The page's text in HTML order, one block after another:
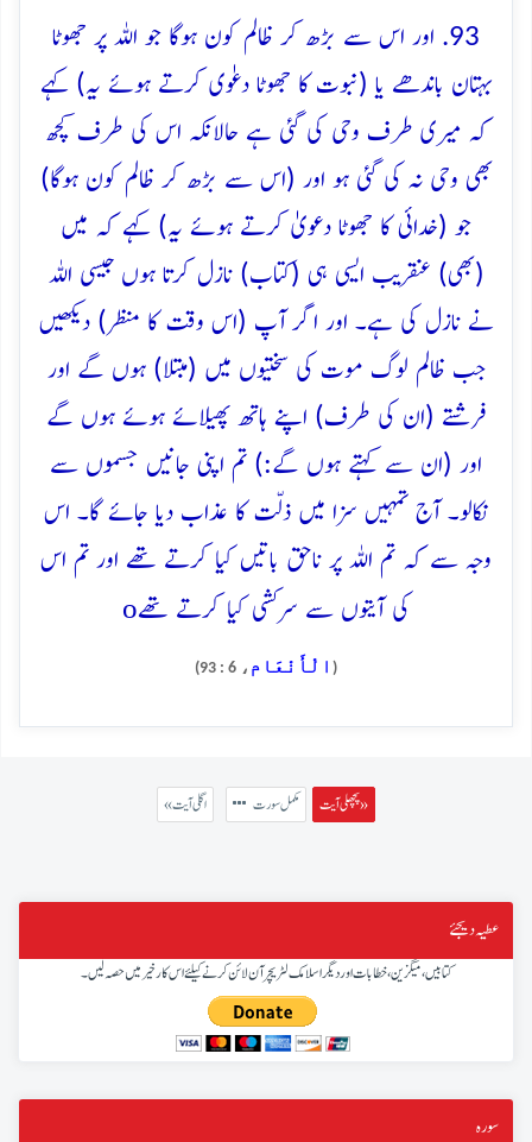
93. اور اس سے بڑھ کر ظالم کون ہوگا جو اللہ پر جھوٹا
بہتان باندھے یا (نبوت کا جھوٹا دعوٰی کرتے ہوئے یہ) کہے
کہ میری طرف وحی کی گئی ہے حالانکہ اس کی طرف کچھ
بھی وحی نہ کی گئی ہو اور (اس سے بڑھ کر ظالم کون ہوگا)
جو (خدائی کا جھوٹا دعویٰ کرتے ہوئے یہ) کہے کہ میں
(بھی) عنقریب ایسی ہی (کتاب) نازل کرتا ہوں جیسی اللہ
نے نازل کی ہے۔ اور اگر آپ (اس وقت کا منظر) دیکھیں
جب ظالم لوگ موت کی سختیوں میں (مبتلا) ہوں گے اور
فرشتے (ان کی طرف) اپنے ہاتھ پھیلائے ہوئے ہوں گے
اور (ان سے کہتے ہوں گے:) تم اپنی جانیں جسموں سے
نکالو۔ آج تمہیں سزا میں ذلّت کا عذاب دیا جائے گا۔ اس
وجہ سے کہ تم اللہ پر ناحق باتیں کیا کرتے تھے اور تم اس
کی آیتوں سے سرکشی کیا کرتے تھےo
( الْأَنْعَام ، 6 : 93)
پچھلی آیت » مکمل سورت « اگلی آیت
عطیہ دیجئے
کتابیں، میگزین، خطابات اور دیگر اسلامک لٹریچر آن لائن کرنے کیلئے اس کار خیر میں حصہ لیں۔
سورہ